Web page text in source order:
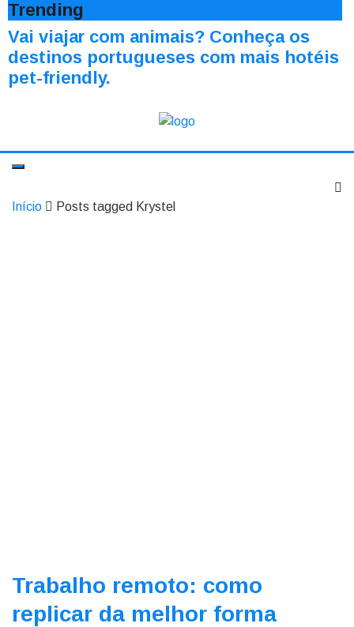
Trending
Vai viajar com animais? Conheça os
destinos portugueses com mais hotéis
pet-friendly.
Início Posts tagged Krystel
Trabalho remoto: como
replicar da melhor forma